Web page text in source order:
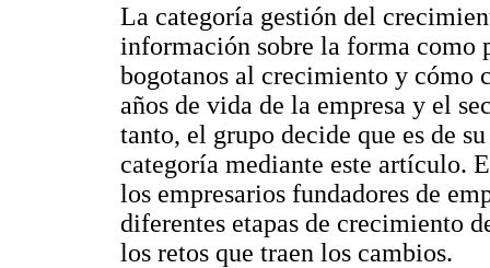
La categoría gestión del
información sobre la forma como
bogotanos al crecimiento y cómo
años de vida de la empresa y el
tanto, el grupo decide que es de
categoría mediante este artículo.
los empresarios fundadores de
diferentes etapas de crecimiento
los retos que traen los cambios.